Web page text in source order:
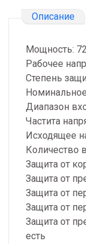
Описание
Мощность:
Рабочее
Степень
Диапазон
Частита
Исходящее
Количество
Защита от
Защита от
Защита от
Защита от
Защита от
есть